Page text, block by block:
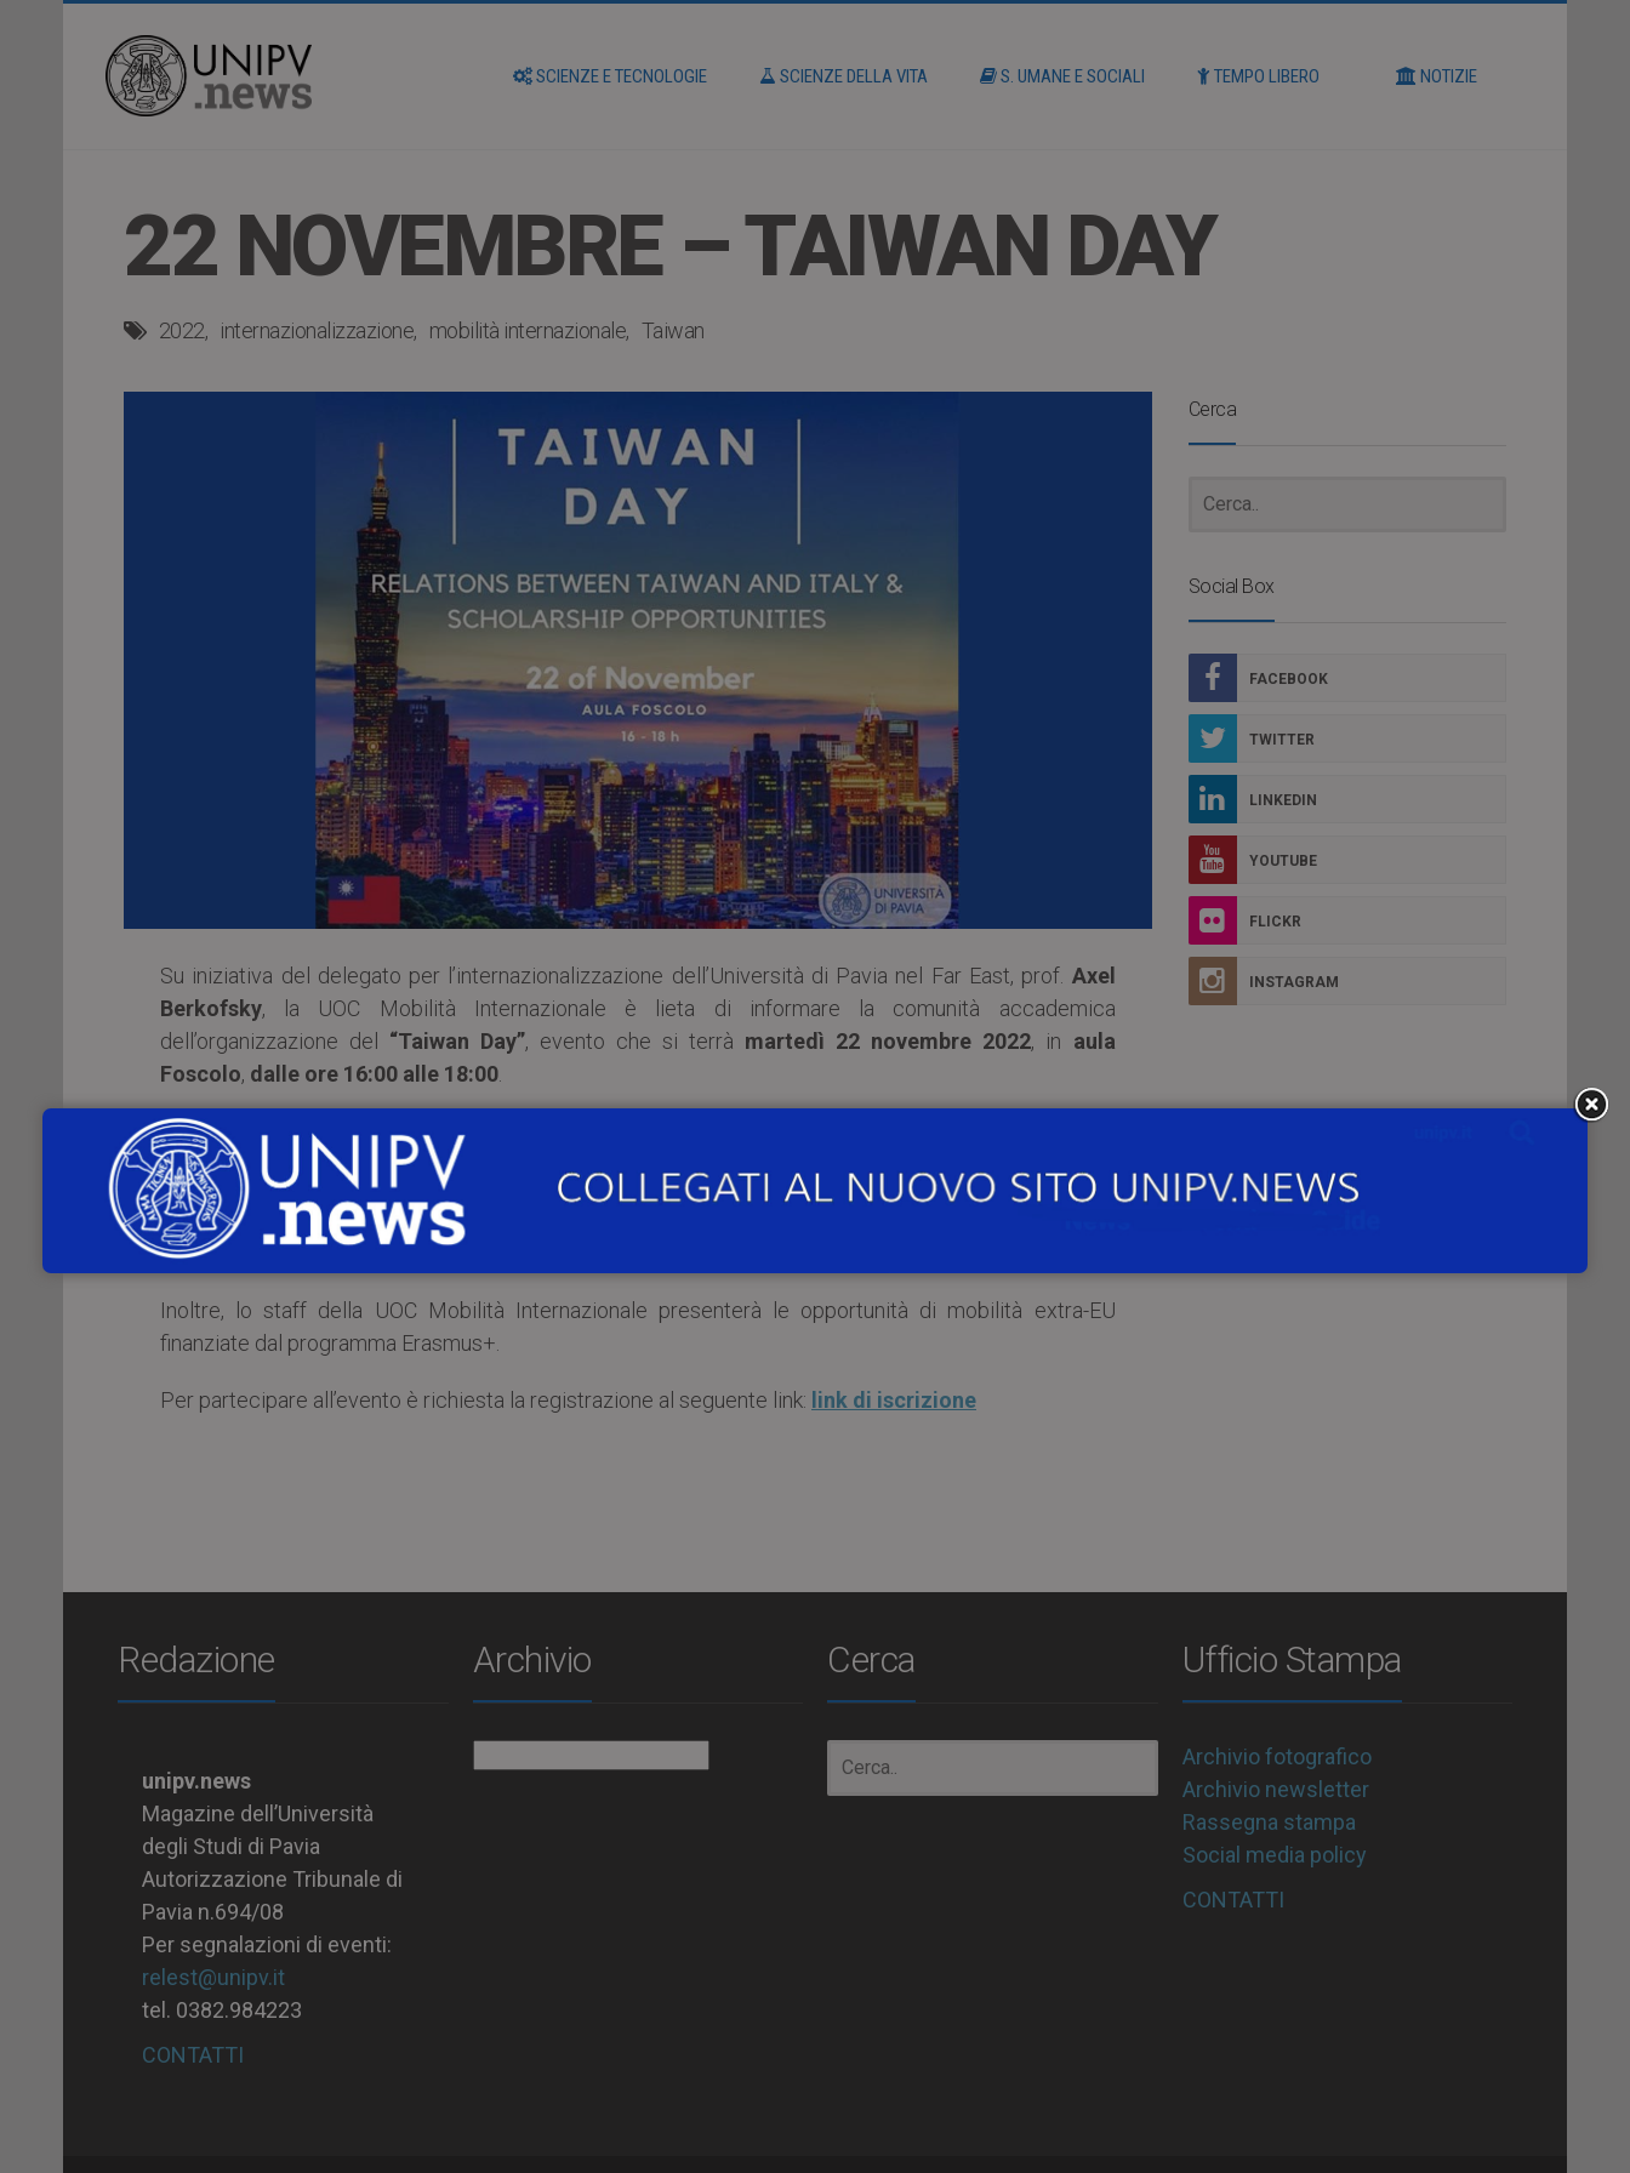
SCIENZE E TECNOLOGIE SCIENZE DELLA VITA S. UMANE E SOCIALI TEMPO LIBERO NOTIZIE
22 NOVEMBRE – TAIWAN DAY
2022 internazionalizzazione mobilità internazionale Taiwan
Su iniziativa del delegato per l’internazionalizzazione dell’Università di Pavia nel Far East, prof. Axel
Berkofsky, la UOC Mobilità Internazionale è lieta di informare la comunità accademica
dell’organizzazione del “Taiwan Day”, evento che si terrà martedì 22 novembre 2022, in aula
Foscolo, dalle ore 16:00 alle 18:00
Il Rappresentante di Taipei in Italia, Ambasciatore
approfondire le attuali relazioni tra i due paesi e risponderà alle domande poste dagli studenti in aula.
Successivamente, un ospite della rappresentanza diplomatica illustrerà le possibilità di iscrizione a
corsi universitari a Taiwan e a corsi di lingua cinese a Taipei.
Inoltre, lo staff della UOC Mobilità Internazionale presenterà le opportunità di mobilità extra-EU
finanziate dal programma Erasmus+.
Per partecipare all’evento è richiesta la registrazione al seguente link: link di iscrizione
Cerca
Social Box
FACEBOOK
TWITTER
LINKEDIN
YOUTUBE
FLICKR
INSTAGRAM
Redazione
unipv.news
Magazine dell’Università
degli Studi di Pavia
Autorizzazione Tribunale di
Pavia n.694/08
Per segnalazioni di eventi:
relest@unipv.it
tel. 0382.984223
CONTATTI
Archivio Cerca Ufficio Stampa
Archivio fotografico
Archivio newsletter
Rassegna stampa
Social media policy
CONTATTI